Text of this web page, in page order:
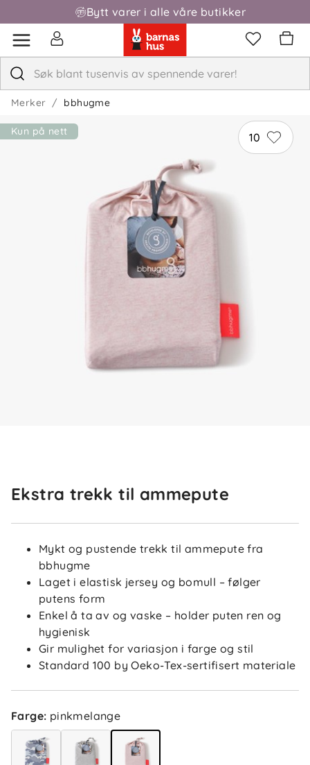
Bytt varer i alle våre butikker
Merker bbhugme
10
Kun på nett
Ekstra trekk til ammepute
Mykt og pustende trekk til ammepute fra
bbhugme
Laget i elastisk jersey og bomull – følger
putens form
Enkel å ta av og vaske – holder puten ren og
hygienisk
Gir mulighet for variasjon i farge og stil
Standard 100 by Oeko-Tex-sertifisert materiale
Farge: pinkmelange